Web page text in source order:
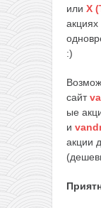
или X
акциях
:)
сайт
ые
и
акции